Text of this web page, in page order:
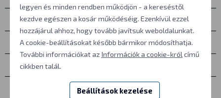
Személyes átvétel
Mindent a vásárlásról
További információk
legyen és minden rendben működjön - a kereséstől
kezdve egészen a kosár működéséig. Ezenkívül ezzel
hozzájárul ahhoz, hogy tovább javítsuk weboldalunkat.
A cookie-beállításokat később bármikor módosíthatja.
További információkat az Információk a cookie-król című
cikkben talál.
Beállítások kezelése